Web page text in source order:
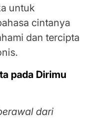
untuk
cintanya
dan tercipta
pada Dirimu
dari